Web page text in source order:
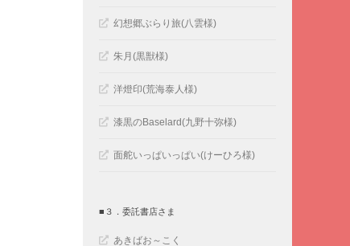
幻想郷ぶらり旅(八雲様)
朱月(黒獣様)
洋燈印(荒海泰人様)
漆黒のBaselard(九野十弥様)
面舵いっぱいっぱい(けーひろ様)
■３．委託書店さま
あきばお～こく